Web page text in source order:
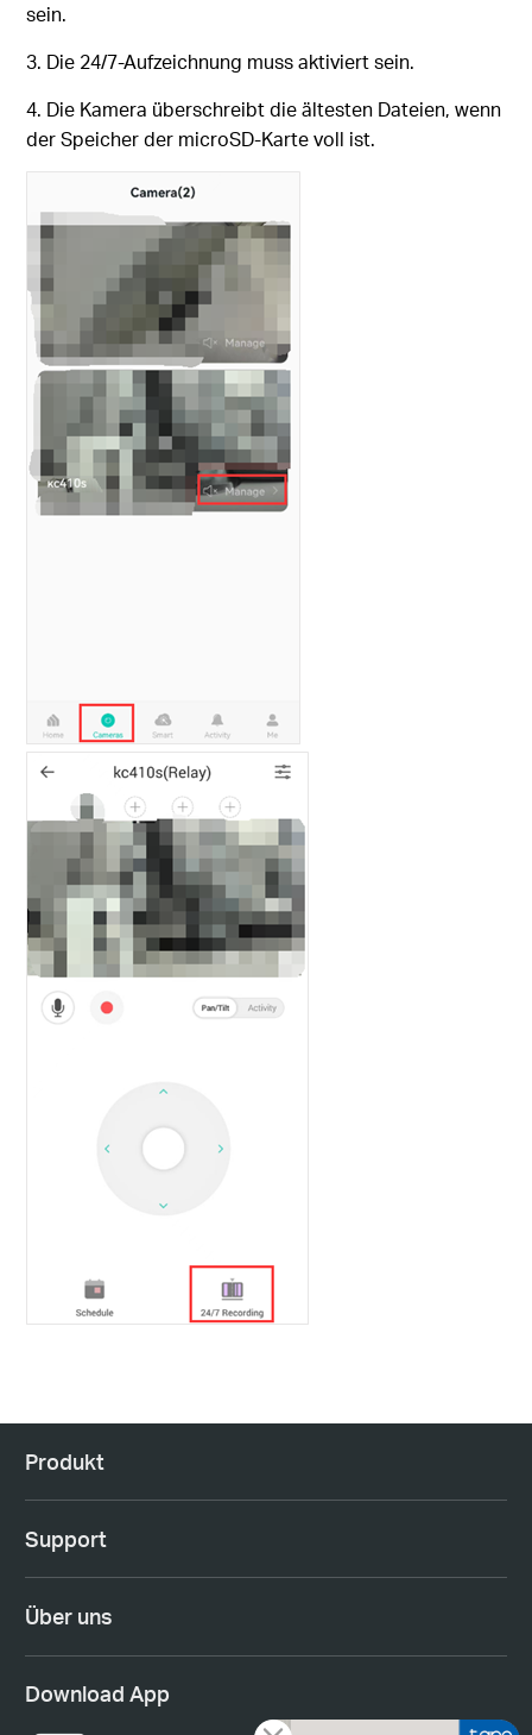
sein.
3. Die 24/7-Aufzeichnung muss aktiviert sein.
4. Die Kamera überschreibt die ältesten Dateien, wenn
der Speicher der microSD-Karte voll ist.
Produkt
Support
Über uns
Download App